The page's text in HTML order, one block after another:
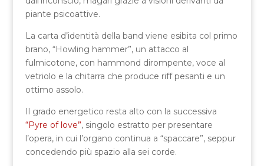
piante psicoattive.
La carta d’identità della band viene esibita col primo
brano, “Howling hammer”, un attacco al
fulmicotone, con hammond dirompente, voce al
vetriolo e la chitarra che produce riff pesanti e un
ottimo assolo.
Il grado energetico resta alto con la successiva
“Pyre of love”, singolo estratto per presentare
l’opera, in cui l’organo continua a “spaccare”, seppur
concedendo più spazio alla sei corde.